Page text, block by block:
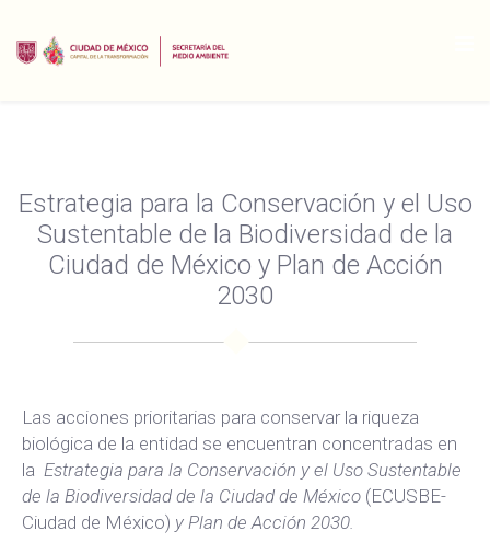
Estrategia para la Conservación y el Uso
Sustentable de la Biodiversidad de la
Ciudad de México y Plan de Acción
2030
Las acciones prioritarias para conservar la riqueza
biológica de la entidad se encuentran concentradas en
la Estrategia para la Conservación y el Uso Sustentable
de la Biodiversidad de la Ciudad de México (ECUSBE-
Ciudad de México) y Plan de Acción 2030.